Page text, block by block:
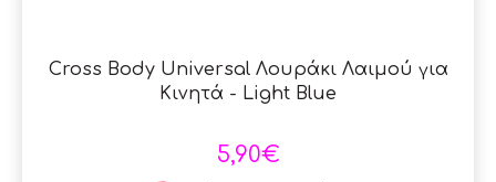
Cross Body Universal Λουράκι Λαιμού για
Κινητά - Light Blue
5,90€